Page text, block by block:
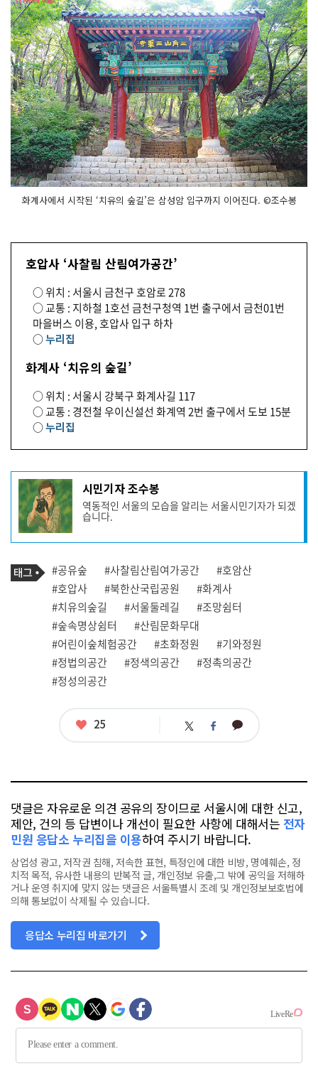
화계사에서 시작된 ‘치유의 숲길’은 삼성암 입구까지 이어진다. ©조수봉
호압사 ‘사찰림 산림여가공간’
○ 위치 : 서울시 금천구 호암로 278
○ 교통 : 지하철 1호선 금천구청역 1번 출구에서 금천01번
마을버스 이용, 호압사 입구 하차
○누리집
화계사 ‘치유의 숲길’
○ 위치 : 서울시 강북구 화계사길 117
○ 교통 : 경전철 우이신설선 화계역 2번 출구에서 도보 15분
○누리집
기
사
작
성
자
프
필
시민기자 조수봉
역동적인 서울의 모습을 알리는 서울시민기자가 되겠
습니다.
기
사
관
련
태
그
태
그
#공유숲 #사찰림산림여가공간
#호암산
#호압사
#북한산국립공원
#화계사
#치유의숲길
#서울둘레길
#조망쉼터
#숲속명상쉼터
#산림문화무대
#어린이숲체험공간
#초화정원
#기와정원
#정법의공간
#정색의공간
#정촉의공간
#정성의공간
좋
25 트 페 카
댓글은 자유로운 의견 공유의 장이므로 서울시에 대한 신고,
제안, 건의 등 답변이나 개선이 필요한 사항에 대해서는 전자
민원 응답소 누리집을 이용하여 주시기 바랍니다.
상업성 광고, 저작권 침해, 저속한 표현, 특정인에 대한 비방, 명예훼손, 정
치적 목적, 유사한 내용의 반복적 글, 개인정보 유출,그 밖에 공익을 저해하
거나 운영 취지에 맞지 않는 댓글은 서울특별시 조례 및 개인정보보호법에
의해 통보없이 삭제될 수 있습니다.
응답소 누리집 바로가기